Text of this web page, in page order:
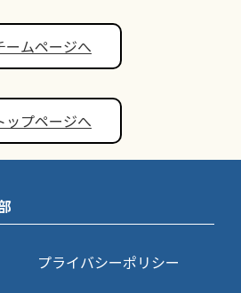
ームページへ
ップページへ
プライバシーポリシー